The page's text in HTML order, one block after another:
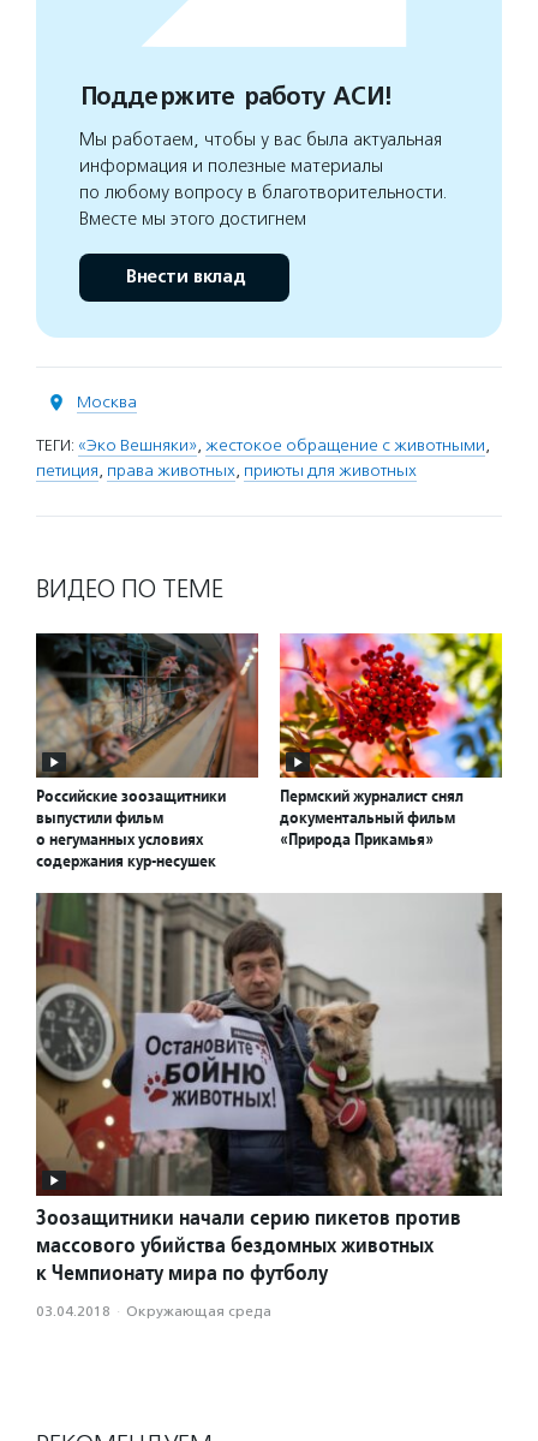
Поддержите работу АСИ!
Мы работаем, чтобы у вас была актуальная
информация и полезные материалы
по любому вопросу в благотворительности.
Вместе мы этого достигнем
Внести вклад
Москва
ТЕГИ: «Эко Вешняки», жестокое обращение с животными,
петиция, права животных, приюты для животных
ВИДЕО ПО ТЕМЕ
Российские зоозащитники
выпустили фильм
о негуманных условиях
содержания кур-несушек
Пермский журналист снял
документальный фильм
«Природа Прикамья»
Зоозащитники начали серию пикетов против
массового убийства бездомных животных
к Чемпионату мира по футболу
03.04.2018 · Окружающая среда